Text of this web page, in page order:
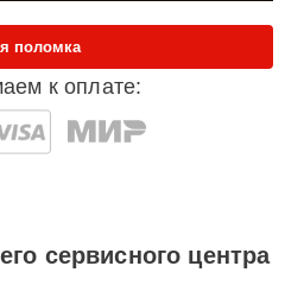
к оплате:
поломка
сервисного центра